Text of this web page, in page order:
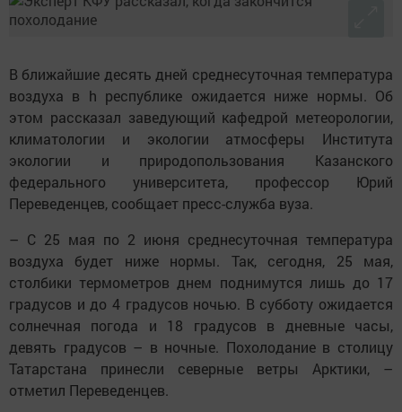
В ближайшие десять дней среднесуточная температура
воздуха в h республике ожидается ниже нормы. Об
этом рассказал заведующий кафедрой метеорологии,
климатологии и экологии атмосферы Института
экологии и природопользования Казанского
федерального университета, профессор Юрий
Переведенцев, сообщает пресс-служба вуза.
– С 25 мая по 2 июня среднесуточная температура
воздуха будет ниже нормы. Так, сегодня, 25 мая,
столбики термометров днем поднимутся лишь до 17
градусов и до 4 градусов ночью. В субботу ожидается
солнечная погода и 18 градусов в дневные часы,
девять градусов – в ночные. Похолодание в столицу
Татарстана принесли северные ветры Арктики, –
отметил Переведенцев.